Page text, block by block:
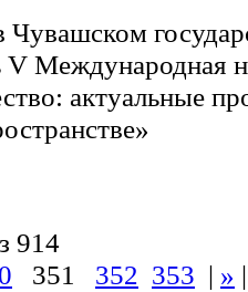
Чувашском
V Международная
актуальные
914
351 352 353 | »